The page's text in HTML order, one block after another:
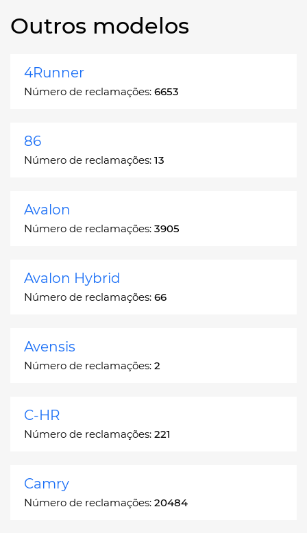
Outros modelos
4Runner
Número de reclamações: 6653
86
Número de reclamações: 13
Avalon
Número de reclamações: 3905
Avalon Hybrid
Número de reclamações: 66
Avensis
Número de reclamações: 2
C-HR
Número de reclamações: 221
Camry
Número de reclamações: 20484